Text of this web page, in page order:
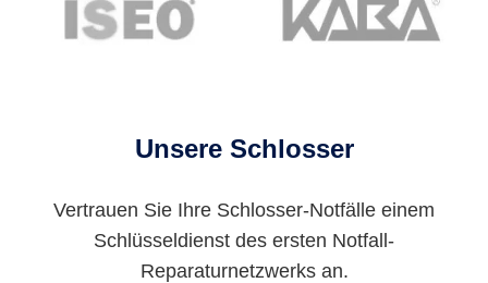
Unsere Schlosser
Vertrauen Sie Ihre Schlosser-Notfälle einem
Schlüsseldienst des ersten Notfall-
Reparaturnetzwerks an.